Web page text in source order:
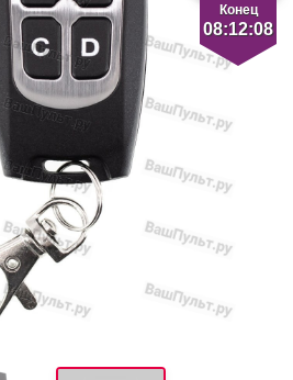
Конец
08:12:08